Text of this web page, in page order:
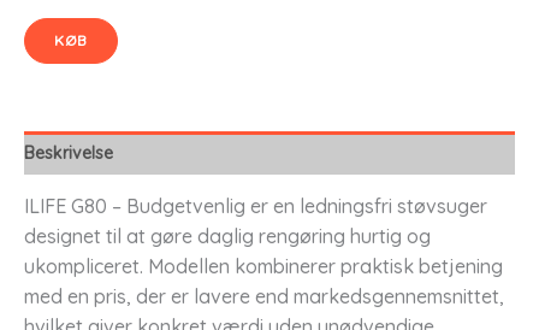
KØB
Beskrivelse
ILIFE G80 – Budgetvenlig er en ledningsfri støvsuger
designet til at gøre daglig rengøring hurtig og
ukompliceret. Modellen kombinerer praktisk betjening
med en pris, der er lavere end markedsgennemsnittet,